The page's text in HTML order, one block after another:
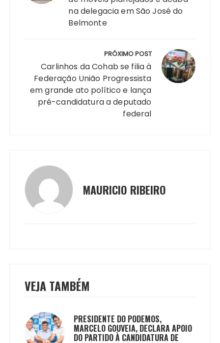
g k m
na delegacia em São José do
Belmonte
PRÓXIMO POST
Carlinhos da Cohab se filia à
Federação União Progressista
em grande ato político e lança
pré-candidatura a deputado
federal
MAURICIO RIBEIRO
VEJA TAMBÉM
PRESIDENTE DO PODEMOS,
MARCELO GOUVEIA, DECLARA APOIO
DO PARTIDO À CANDIDATURA DE